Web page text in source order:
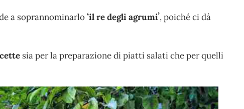
a soprannominarlo ʻil re degli agrumiʼ, poiché ci dà
sia per la preparazione di piatti salati che per quelli